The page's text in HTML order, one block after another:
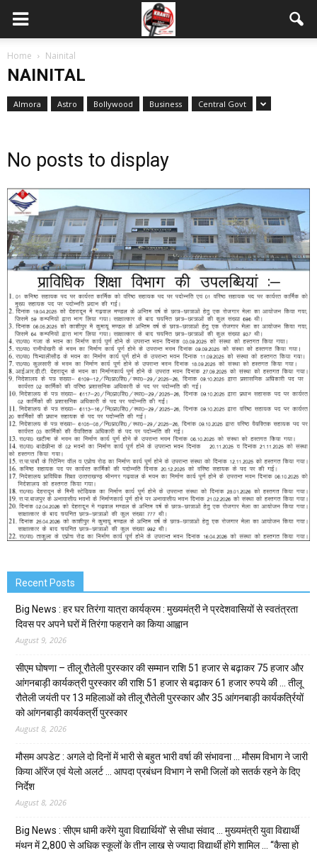
Home Nainital
NAINITAL
Almora Astro Bollywood Business Central Govt
No posts to display
Recent Posts
Big News : हर घर तिरंगा यात्रा कार्यक्रम : मुख्यमंत्री ने प्रदेशवासियों से स्वतंत्रता
दिवस पर अपने घरों में तिरंगा फहराने का किया आह्वान
August 9, 2026
सीएम घोषणा – तीलू रौतेली पुरस्कार की सम्मान राशि 51 हजार से बढ़ाकर 75 हजार और
आंगनबाड़ी कार्यकत्री पुरस्कार की राशि 51 हजार से बढ़ाकर 61 हजार रुपये की … तीलू
रौतेली जयंती पर 13 महिलाओं को तीलू रौतेली पुरस्कार और 35 आंगनबाड़ी कार्यकर्त्रियों
को आंगनबाड़ी कार्यकर्त्री पुरस्कार
August 8, 2026
मौसम अपडेट : अगले दो दिनों में भारी से बहुत भारी वर्षा की संभावना … मौसम विभाग ने जारी
किया ऑरेंज एवं येलो अलर्ट … आपदा प्रबंधन विभाग ने सभी जिलों को सतर्क रहने के दिए
निर्देश
August 8, 2026
Big News : सीएम धामी करेंगे युवा विद्यार्थियों’ से सीधा संवाद … मुख्यमंत्री युवा विद्यार्थी
मंथन में 2,800 से अधिक स्कूलों के तीन लाख से ज्यादा विद्यार्थी होंगे शामिल … “कैसा हो